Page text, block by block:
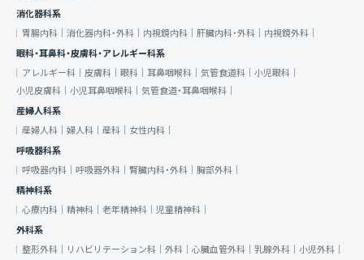
消化器科系
胃腸内科｜ 消化器内科・外科｜ 内視鏡内科｜ 肝臓内科・外科｜ 内視鏡外科｜
眼科・耳鼻科・皮膚科・アレルギー科系
アレルギー科｜ 皮膚科｜ 眼科｜ 耳鼻咽喉科｜ 気管食道科｜ 小児眼科｜
小児皮膚科｜ 小児耳鼻咽喉科｜ 気管食道・耳鼻咽喉科｜
産婦人科系
産婦人科｜ 婦人科｜ 産科｜ 女性内科｜
呼吸器科系
呼吸器内科｜ 呼吸器外科｜ 腎臓内科・外科｜ 胸部外科｜
精神科系
心療内科｜ 精神科｜ 老年精神科｜ 児童精神科｜
外科系
整形外科｜
リハビリテーション科｜ 外科｜ 心臓血管外科｜ 乳腺外科｜ 小児外科｜